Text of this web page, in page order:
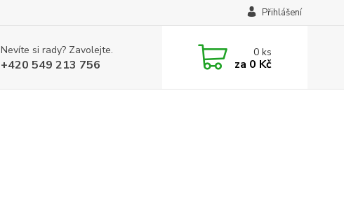
Přihlášení
Nevíte si rady? Zavolejte.
+420 549 213 756
0ks
za 0 Kč